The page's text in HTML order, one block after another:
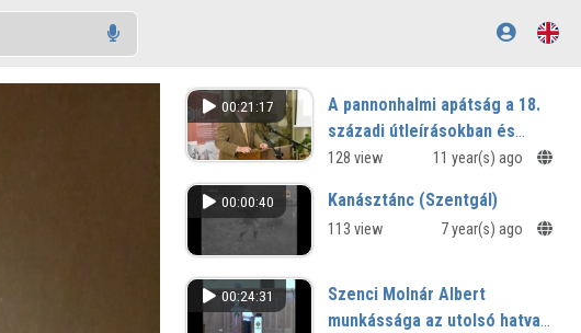
00:21:17
A pannonhalmi apátság a 18.
századi útleírásokban és
történeti művekben
128 view 11 year(s) ago
00:00:40 Kanásztánc (Szentgál)
113 view 7 year(s) ago
00:24:31
Szenci Molnár Albert
munkássága az utolsó hatvan